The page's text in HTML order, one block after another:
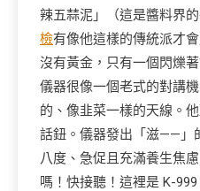
辣五蒜泥」（這是醬料界
檢有像他這樣的傳統派才
沒有黃金，只有一個閃爍
儀器很像一個老式的對講
的、像韭菜一樣的天線。
話鈕。儀器發出「滋——」
八度、急促且充滿養生焦
嗎！快接聽！這裡是 K-